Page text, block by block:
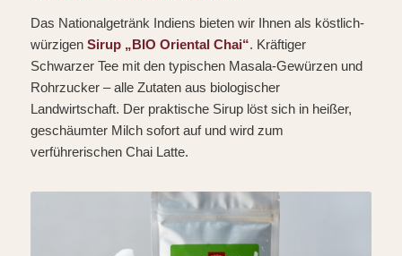
Das Nationalgetränk Indiens bieten wir Ihnen als köstlich-
würzigen Sirup „BIO Oriental Chai“. Kräftiger
Schwarzer Tee mit den typischen Masala-Gewürzen und
Rohrzucker – alle Zutaten aus biologischer
Landwirtschaft. Der praktische Sirup löst sich in heißer,
geschäumter Milch sofort auf und wird zum
verführerischen Chai Latte.